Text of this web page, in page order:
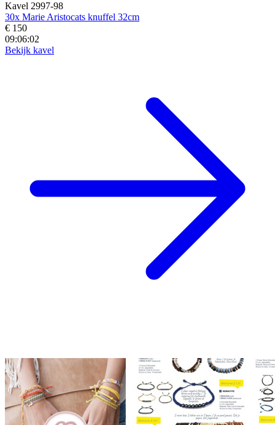
Kavel 2997-98
30x Marie Aristocats knuffel 32cm
€ 150
09:06:00
Bekijk kavel